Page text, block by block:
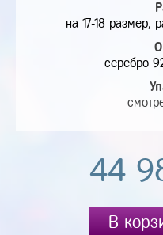
на 17-18 размер,
серебро
44
В